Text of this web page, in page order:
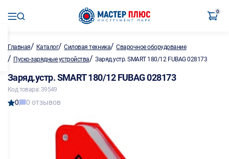
0
Главная/ Каталог/Силовая техника/Сварочное оборудование
/ Пуско-зарядные устройства/ Заряд.устр. SMART 180/12 FUBAG 028173
Заряд.устр. SMART 180/12 FUBAG 028173
Код товара: 39549
0 0 отзывов